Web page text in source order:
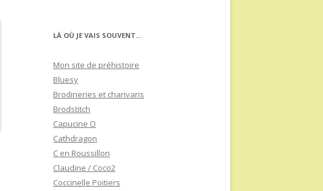
LÀ OÙ JE VAIS SOUVENT…
Mon site de préhistoire
Bluesy
Brodineries et charivaris
Brodstitch
Capucine O
Cathdragon
C en Roussillon
Claudine / Coco2
Coccinelle Poitiers